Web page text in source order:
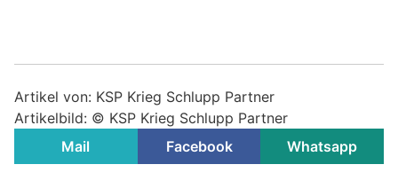
Artikel von: KSP Krieg Schlupp Partner
Artikelbild: © KSP Krieg Schlupp Partner
Mail
Facebook Whatsapp